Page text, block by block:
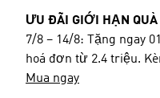
ƯU ĐÃI GIỚI HẠN
7/8 – 14/8: Tặng ngay
hoá đơn từ 2.4 triệu.
Mua ngay